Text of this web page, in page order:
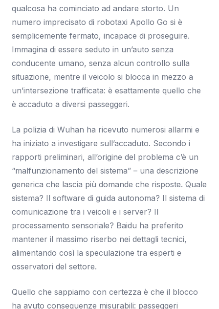
qualcosa ha cominciato ad andare storto. Un
numero imprecisato di robotaxi Apollo Go si è
semplicemente fermato, incapace di proseguire.
Immagina di essere seduto in un’auto senza
conducente umano, senza alcun controllo sulla
situazione, mentre il veicolo si blocca in mezzo a
un’intersezione trafficata: è esattamente quello che
è accaduto a diversi passeggeri.
La polizia di Wuhan ha ricevuto numerosi allarmi e
ha iniziato a investigare sull’accaduto. Secondo i
rapporti preliminari, all’origine del problema c’è un
“malfunzionamento del sistema” – una descrizione
generica che lascia più domande che risposte. Quale
sistema? Il software di guida autonoma? Il sistema di
comunicazione tra i veicoli e i server? Il
processamento sensoriale? Baidu ha preferito
mantener il massimo riserbo nei dettagli tecnici,
alimentando così la speculazione tra esperti e
osservatori del settore.
Quello che sappiamo con certezza è che il blocco
ha avuto conseguenze misurabili: passeggeri